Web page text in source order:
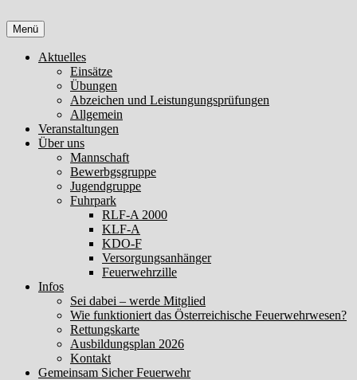
Inhalt
springen
Menü
Aktuelles
Einsätze
Übungen
Abzeichen und Leistungungsprüfungen
Allgemein
Veranstaltungen
Über uns
Mannschaft
Bewerbgsgruppe
Jugendgruppe
Fuhrpark
RLF-A 2000
KLF-A
KDO-F
Versorgungsanhänger
Feuerwehrzille
Infos
Sei dabei – werde Mitglied
Wie funktioniert das Österreichische Feuerwehrwesen?
Rettungskarte
Ausbildungsplan 2026
Kontakt
Gemeinsam Sicher Feuerwehr